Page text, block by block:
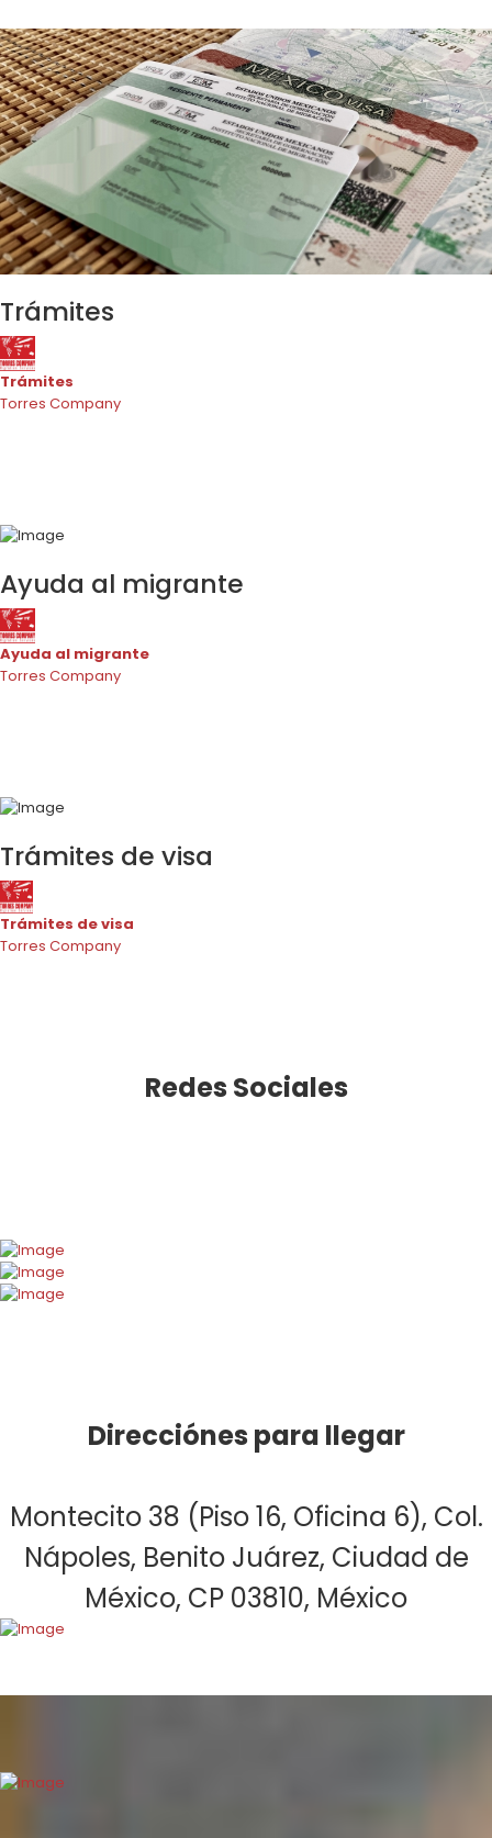
Trámites
Trámites
Torres Company
Ayuda al migrante
Ayuda al migrante
Torres Company
Trámites de visa
Trámites de visa
Torres Company
Redes Sociales
Direcciónes para llegar
Montecito 38 (Piso 16, Oficina 6), Col.
Nápoles, Benito Juárez, Ciudad de
México, CP 03810, México